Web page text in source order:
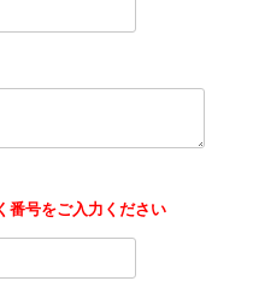
番号をご入力ください